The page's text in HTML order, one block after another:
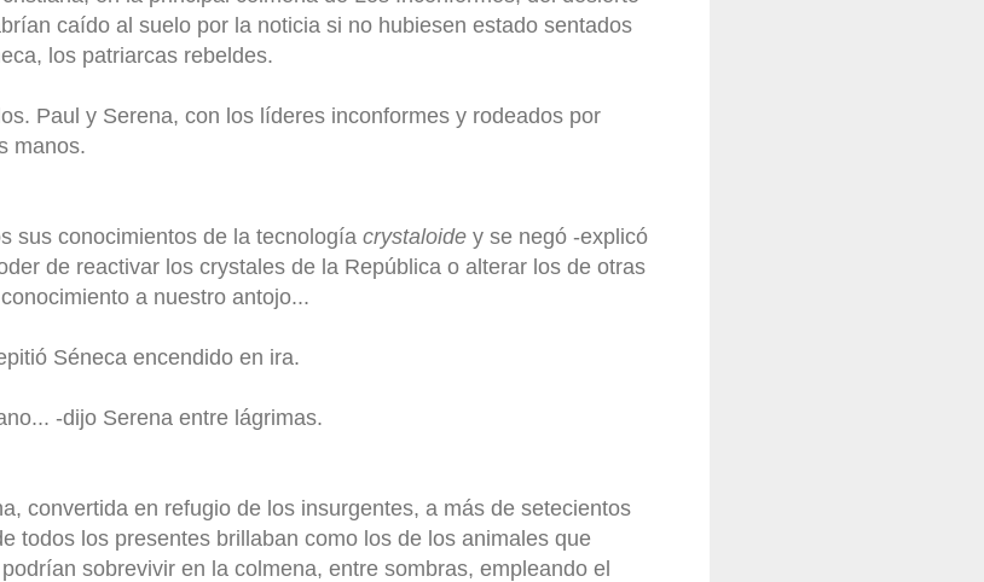
caído al suelo por la noticia si no hubiesen estado sentados
los patriarcas rebeldes.
Paul y Serena, con los líderes inconformes y rodeados por
manos.
sus conocimientos de la tecnología crystaloide y se negó -explicó
de reactivar los crystales de la República o alterar los de otras
a nuestro antojo...
Séneca encendido en ira.
-dijo Serena entre lágrimas.
convertida en refugio de los insurgentes, a más de setecientos
todos los presentes brillaban como los de los animales que
sobrevivir en la colmena, entre sombras, empleando el